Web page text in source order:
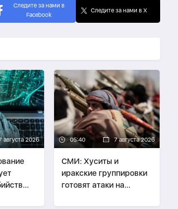
Следите за нами в
Facebook
Следите за нами в X
августа 2026 05:40 7 августа 2026
СМИ: Хуситы и
иракские группировки
готовят атаки на